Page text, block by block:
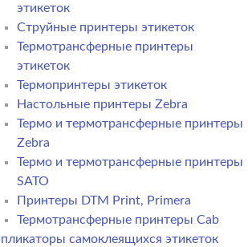
этикеток
Струйные принтеры этикеток
Термотрансферные принтеры
этикеток
Термопринтеры этикеток
Настольные принтеры Zebra
Термо и термотрансферные принтеры
Zebra
Термо и термотрансферные принтеры
SATO
Принтеры DTM Print, Primera
Термотрансферные принтеры Cab
самоклеящихся этикеток